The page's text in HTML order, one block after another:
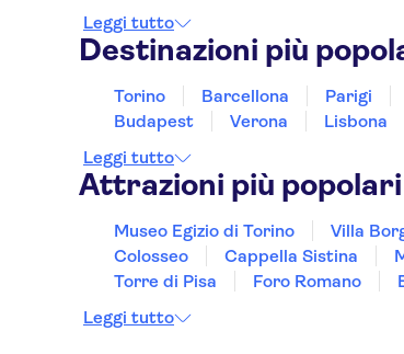
Leggi tutto
Destinazioni più
Torino Barcellona Parigi
Budapest
Verona Lisbona
Leggi tutto
Attrazioni più popolari
Museo Egizio di Torino Villa
Colosseo
Cappella Sistina
Torre di Pisa
Foro Romano
Leggi tutto